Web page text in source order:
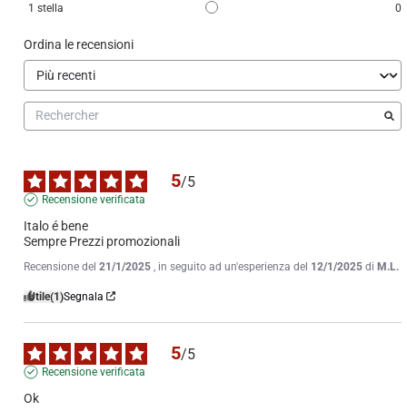
1 stella 0
Ordina le recensioni
5/5
Recensione verificata
Italo é bene
Sempre Prezzi promozionali
Recensione del 21/1/2025 , in seguito ad un'esperienza del 12/1/2025 di M.L.
Utile(1)Segnala
5/5
Recensione verificata
Ok